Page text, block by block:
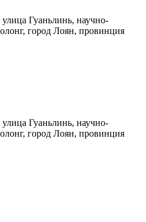
Гуаньлинь, научно-
город Лоян, провинция
Гуаньлинь, научно-
город Лоян, провинция